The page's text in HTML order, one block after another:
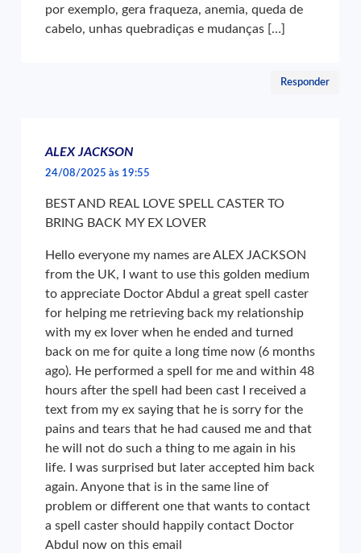
por exemplo, gera fraqueza, anemia, queda de
cabelo, unhas quebradiças e mudanças […]
Responder
ALEX JACKSON
24/08/2025 às 19:55
BEST AND REAL LOVE SPELL CASTER TO
BRING BACK MY EX LOVER
Hello everyone my names are ALEX JACKSON
from the UK, I want to use this golden medium
to appreciate Doctor Abdul a great spell caster
for helping me retrieving back my relationship
with my ex lover when he ended and turned
back on me for quite a long time now (6 months
ago). He performed a spell for me and within 48
hours after the spell had been cast I received a
text from my ex saying that he is sorry for the
pains and tears that he had caused me and that
he will not do such a thing to me again in his
life. I was surprised but later accepted him back
again. Anyone that is in the same line of
problem or different one that wants to contact
a spell caster should happily contact Doctor
Abdul now on this email